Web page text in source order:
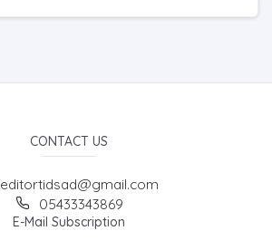
CONTACT US
editortidsad@gmail.com
05433343869
E-Mail Subscription